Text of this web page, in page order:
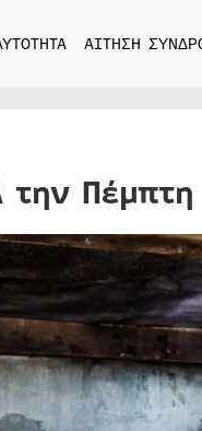
ΑΙΤΗΣΗ
την